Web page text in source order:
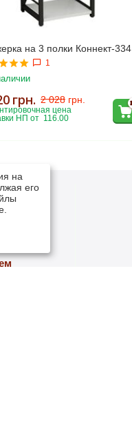
на 3 полки Коннект-334
1
2 028 грн.
грн.
цена
НП от  116.00
на
его